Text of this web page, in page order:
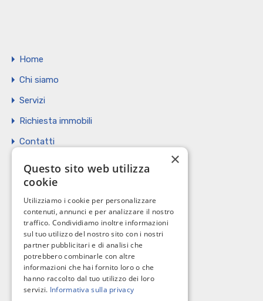
Home
Chi siamo
Servizi
Richiesta immobili
Contatti
Vendi il tuo immobile
Privacy Policy
Cookie policy
I nostri contatti
C.so Giannone, 184 - 71121 Foggia
×
Questo sito web utilizza
cookie
Utilizziamo i cookie per personalizzare
contenuti, annunci e per analizzare il nostro
traffico. Condividiamo inoltre informazioni
sul tuo utilizzo del nostro sito con i nostri
partner pubblicitari e di analisi che
potrebbero combinarle con altre
informazioni che hai fornito loro o che
hanno raccolto dal tuo utilizzo dei loro
servizi. Informativa sulla privacy